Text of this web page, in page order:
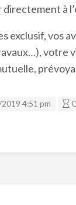
à
exclusif, vos
votre
4:51 pm